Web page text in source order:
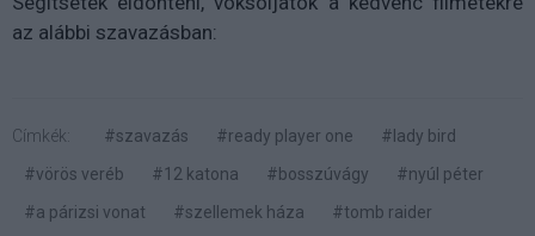
az alábbi szavazásban:
Címkék: #szavazás #ready player one
#lady bird
#vörös veréb
#12 katona #bosszúvágy
#nyúl péter
#a párizsi vonat
#szellemek háza
#tomb raider